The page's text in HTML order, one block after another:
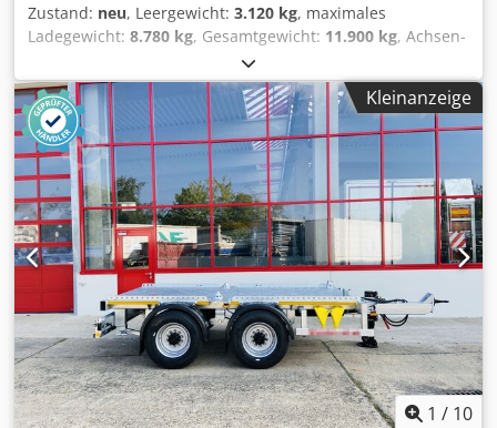
Zustand: neu, Leergewicht: 3.120 kg, maximales
Ladegewicht: 8.780 kg, Gesamtgewicht: 11.900 kg, Achsen-
, Laderaumlänge:
Laderaumbreite:2.480 mm, Federung:Blatt, Reifengröße:
245 / 70 R 17,5
, Radstand: 990 mm, Farbe:Sonstige,
Getriebetyp:
Sonstige, Vorderreifengröße:245 / 70 R 17,5,
Hinterreifengröße:245 / 70 R 17,5, Fahrerkabine: Sonstige
Emissionsklasse: keine , Kraftstoff: Biodiesel, Ausstattung:
ABS, Druckluftbremse, je Rampe ca. 2.700 mm lang x 900
mm Breit , Rampen mit Gitterrosten, Ladehöhe: 840 mm,
12 Zurrösen je 2,5 t, 8 x Zurrösen je 6 t, Stahl- Bordwände,
klappbar und abnehmbar, Holz- Bohlen 50 mm, Ladefläche
hinten angeschrägt, Ladeflächenbreite Innen 2.480 mm,
Heckrunge abnehmbar, Vorn zum Durchladen, , Auch in
5.300 mm Ladeflächenlänge lieferbar!!, , Mietpreis ab 500
¤ , , -- Druckfehler, Irrtümer und Änderungen vorbehalten,
Muster- Bilder --, Mehr Daten unter: !, More Details: !
Dkodpezrhkrefx Aqler
Kleinanzeige
1 / 10